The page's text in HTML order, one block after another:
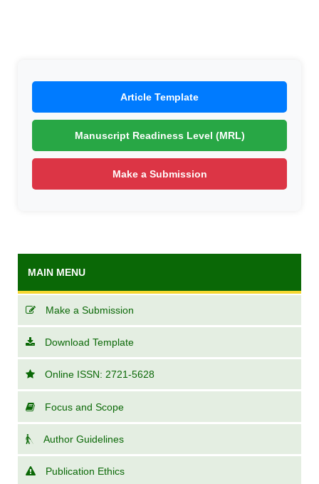
Article Template
Manuscript Readiness Level (MRL)
Make a Submission
MAIN MENU
Make a Submission
Download Template
Online ISSN: 2721-5628
Focus and Scope
Author Guidelines
Publication Ethics